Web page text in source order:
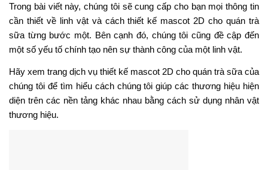
Trong bài viết này, chúng tôi sẽ cung cấp cho bạn mọi thông tin
cần thiết về linh vật và cách thiết kế mascot 2D cho quán trà
sữa từng bước một. Bên cạnh đó, chúng tôi cũng đề cập đến
một số yếu tố chính tạo nên sự thành công của một linh vật.
Hãy xem trang dịch vụ thiết kế mascot 2D cho quán trà sữa của
chúng tôi để tìm hiểu cách chúng tôi giúp các thương hiệu hiện
diện trên các nền tảng khác nhau bằng cách sử dụng nhân vật
thương hiệu.